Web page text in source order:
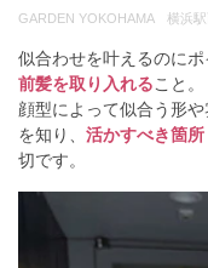
GARDEN YOKOHAMA 横浜
似合わせを叶えるのにポ
前髪を取り入れること。
顔型によって似合う形
を知り、 活かすべき箇
切です。